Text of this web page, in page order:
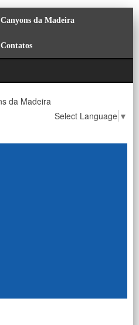
Canyons da Madeira
Contatos
Select Language ▼